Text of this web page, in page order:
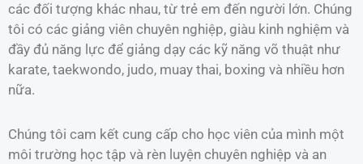
các đối tượng khác nhau, từ trẻ em đến người lớn. Chúng
tôi có các giảng viên chuyên nghiệp, giàu kinh nghiệm và
đầy đủ năng lực để giảng dạy các kỹ năng võ thuật như
karate, taekwondo, judo, muay thai, boxing và nhiều hơn
nữa.
Chúng tôi cam kết cung cấp cho học viên của mình một
môi trường học tập và rèn luyện chuyên nghiệp và an